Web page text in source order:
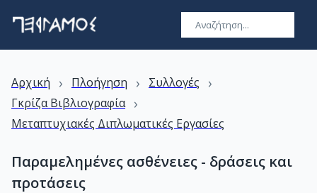
Αρχική › Πλοήγηση › Συλλογές ›
Γκρίζα Βιβλιογραφία ›
Μεταπτυχιακές Διπλωματικές Εργασίες
Παραμελημένες ασθένειες - δράσεις και
προτάσεις